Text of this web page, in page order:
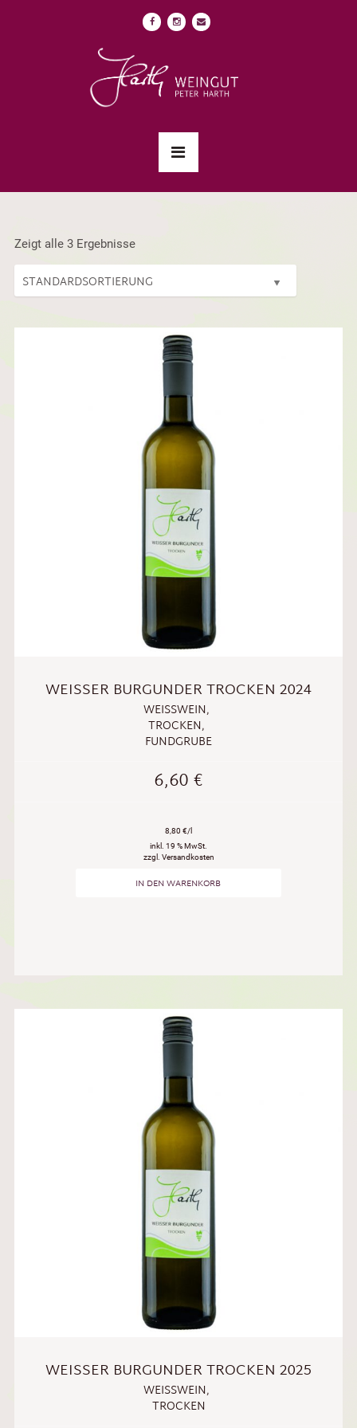
Zeigt alle 3 Ergebnisse
WEISSER BURGUNDER TROCKEN 2024
WEISSWEIN ,
TROCKEN,
FUNDGRUBE
6,60€
8,80 €/l
inkl. 19 % MwSt.
zzgl. Versandkosten
IN DEN WARENKORB
WEISSER BURGUNDER TROCKEN 2025
WEISSWEIN ,
TROCKEN